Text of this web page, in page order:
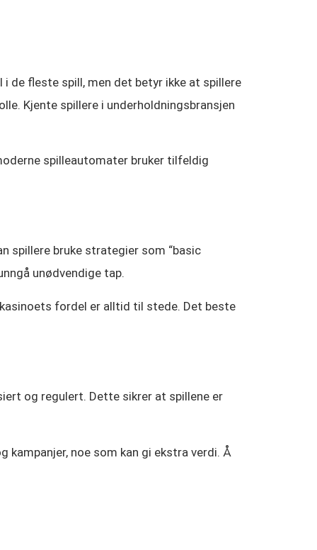
de fleste spill, men det betyr ikke at spillere
Kjente spillere i underholdningsbransjen
spilleautomater bruker tilfeldig
spillere bruke strategier som “basic
unødvendige tap.
fordel er alltid til stede. Det beste
og regulert. Dette sikrer at spillene er
noe som kan gi ekstra verdi. Å